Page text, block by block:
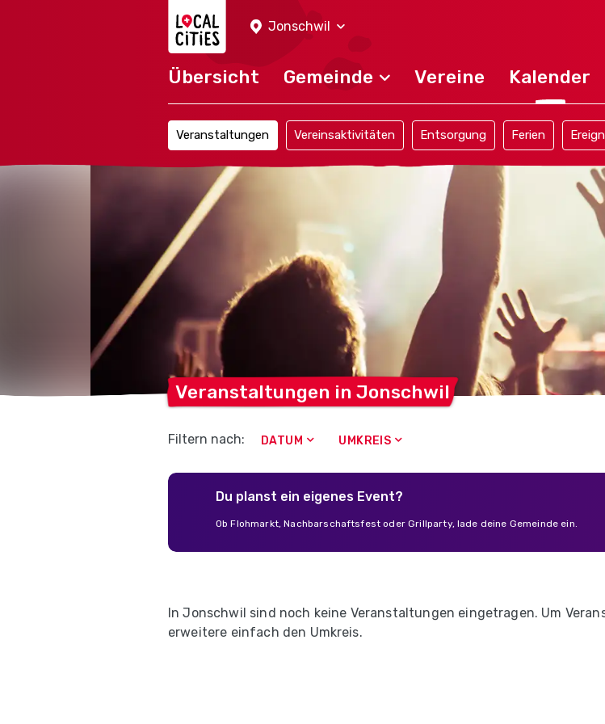
Jonschwil
Übersicht Gemeinde Vereine Kalender
Veranstaltungen Vereinsaktivitäten Entsorgung Ferien
Veranstaltungen in Jonschwil
Filtern nach: DATUM UMKREIS
Du planst ein eigenes Event?
Ob Flohmarkt, Nachbarschaftsfest oder Grillparty, lade deine Gemeinde ein.
In Jonschwil sind noch keine Veranstaltungen eingetragen. Um
erweitere einfach den Umkreis.